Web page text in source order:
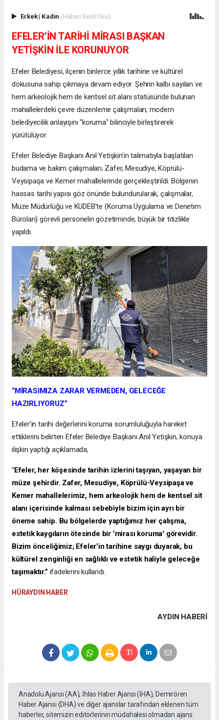
Erkek| Kadın (Haberi Sesli Oku)
EFELER’İN TARİHİ MİRASI BAŞKAN
YETİŞKİN İLE KORUNUYOR
Efeler Belediyesi, ilçenin binlerce yıllık tarihine ve kültürel
dokusuna sahip çıkmaya devam ediyor. Şehrin kalbi sayılan ve
hem arkeolojik hem de kentsel sit alanı statüsünde bulunan
mahallelerdeki çevre düzenleme çalışmaları, modern
belediyecilik anlayışını "koruma" bilinciyle birleştirerek
yürütülüyor.
Efeler Belediye Başkanı Anıl Yetişkin’in talimatıyla başlatılan
budama ve bakım çalışmaları; Zafer, Mesudiye, Köprülü-
Veysipaşa ve Kemer mahallelerinde gerçekleştirildi. Bölgenin
hassas tarihi yapısı göz önünde bulundurularak, çalışmalar,
Müze Müdürlüğü ve KUDEB’te (Koruma Uygulama ve Denetim
Büroları) görevli personelin gözetiminde, büyük bir titizlikle
yapıldı.
“MİRASIMIZA ZARAR VERMEDEN, GELECEĞE
HAZIRLIYORUZ”
Efeler’in tarihi değerlerini koruma sorumluluğuyla hareket
ettiklerini belirten Efeler Belediye Başkanı Anıl Yetişkin, konuya
ilişkin yaptığı açıklamada,
"Efeler, her köşesinde tarihin izlerini taşıyan, yaşayan bir
müze şehirdir. Zafer, Mesudiye, Köprülü-Veysipaşa ve
Kemer mahallelerimiz, hem arkeolojik hem de kentsel sit
alanı içerisinde kalması sebebiyle bizim için ayrı bir
öneme sahip. Bu bölgelerde yaptığımız her çalışma,
estetik kaygıların ötesinde bir 'mirası koruma' görevidir.
Bizim önceliğimiz; Efeler’in tarihine saygı duyarak, bu
kültürel zenginliği en sağlıklı ve estetik haliyle geleceğe
taşımaktır.” ifadelerini kullandı.
HÜRAYDIN HABER
AYDIN HABERİ
Anadolu Ajansı (AA), İhlas Haber Ajansı (İHA), Demirören
Haber Ajansı (DHA) ve diğer ajanslar tarafından eklenen tüm
haberler, sitemizin editörlerinin müdahalesi olmadan ajans